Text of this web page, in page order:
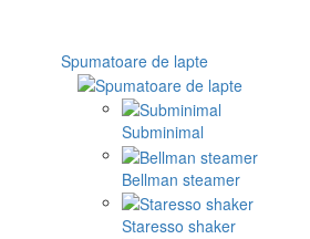
Spumatoare de lapte
Subminimal
Bellman steamer
Staresso shaker